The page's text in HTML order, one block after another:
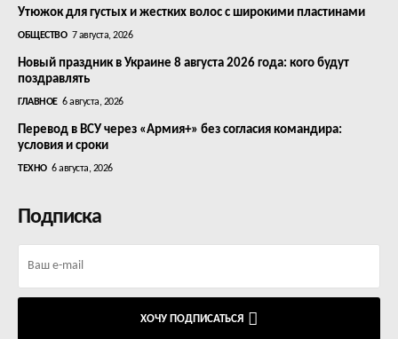
Утюжок для густых и жестких волос с широкими пластинами
ОБЩЕСТВО 7 августа, 2026
Новый праздник в Украине 8 августа 2026 года: кого будут
поздравлять
ГЛАВНОЕ 6 августа, 2026
Перевод в ВСУ через «Армия+» без согласия командира:
условия и сроки
ТЕХНО 6 августа, 2026
Подписка
ХОЧУ ПОДПИСАТЬСЯ